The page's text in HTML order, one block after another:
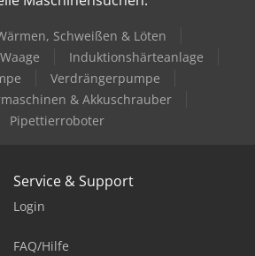
Schweißen & Löten
Induktionshärteanlage
Verdrängerpumpe
& Akkuschrauber
Pipettierroboter
Service & Support
Login
FAQ/Hilfe